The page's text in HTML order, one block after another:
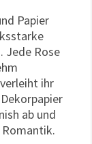
Papier
Jede Rose
ihr
ab und